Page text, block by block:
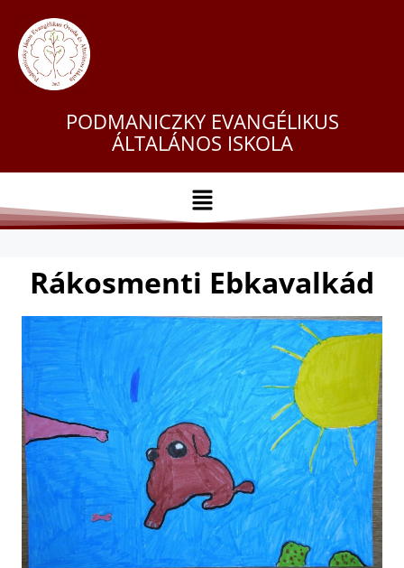
PODMANICZKY EVANGÉLIKUS
ÁLTALÁNOS ISKOLA
Rákosmenti Ebkavalkád